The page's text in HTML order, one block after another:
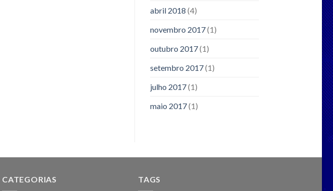
abril 2018 (4)
novembro 2017(1)
outubro 2017(1)
setembro 2017(1)
julho 2017(1)
maio 2017(1)
CATEGORIAS TAGS